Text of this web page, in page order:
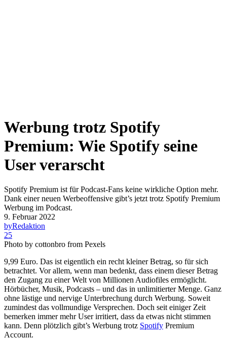
Werbung trotz Spotify
Premium: Wie Spotify seine
User verarscht
Spotify Premium ist für Podcast-Fans keine wirkliche Option mehr.
Dank einer neuen Werbeoffensive gibt’s jetzt trotz Spotify Premium
Werbung im Podcast.
9. Februar 2022
byRedaktion
25
Photo by cottonbro from Pexels
9,99 Euro. Das ist eigentlich ein recht kleiner Betrag, so für sich
betrachtet. Vor allem, wenn man bedenkt, dass einem dieser Betrag
den Zugang zu einer Welt von Millionen Audiofiles ermöglicht.
Hörbücher, Musik, Podcasts – und das in unlimitierter Menge. Ganz
ohne lästige und nervige Unterbrechung durch Werbung. Soweit
zumindest das vollmundige Versprechen. Doch seit einiger Zeit
bemerken immer mehr User irritiert, dass da etwas nicht stimmen
kann. Denn plötzlich gibt’s Werbung trotz Spotify Premium
Account.